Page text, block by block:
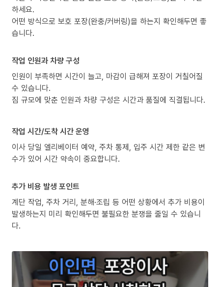
하세요.
어떤 방식으로 보호 포장(완충/커버링)을 하는지 확인해두면 좋
습니다.
작업 인원과 차량 구성
인원이 부족하면 시간이 늘고, 마감이 급해져 포장이 거칠어질
수 있습니다.
짐 규모에 맞춘 인원과 차량 구성은 시간과 품질에 직결됩니다.
작업 시간/도착 시간 운영
이사 당일 엘리베이터 예약, 주차 통제, 입주 시간 제한 같은 변
수가 있어 시간 약속이 중요합니다.
추가 비용 발생 포인트
계단 작업, 주차 거리, 분해·조립 등 어떤 상황에서 추가 비용이
발생하는지 미리 확인해두면 불필요한 분쟁을 줄일 수 있습니
다.